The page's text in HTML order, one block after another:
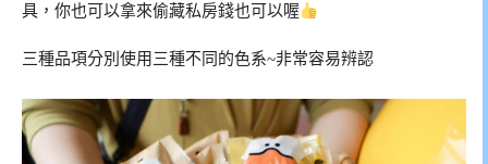
具，你也可以拿來偷藏私房錢也可以喔
三種品項分別使用三種不同的色系~非常容易辨認